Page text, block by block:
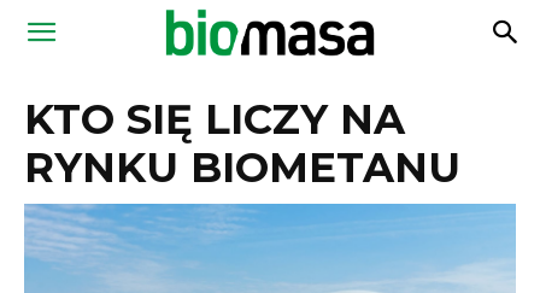
Magazyn
KTO SIĘ LICZY NA
RYNKU BIOMETANU